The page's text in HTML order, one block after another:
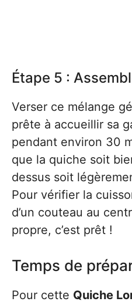
Étape 5 :
Verser ce mélange
prête à accueillir sa
pendant environ 30
que la quiche soit
dessus soit
Pour vérifier la
d’un couteau au
propre, c’est prêt !
Temps de
Pour cette Quiche